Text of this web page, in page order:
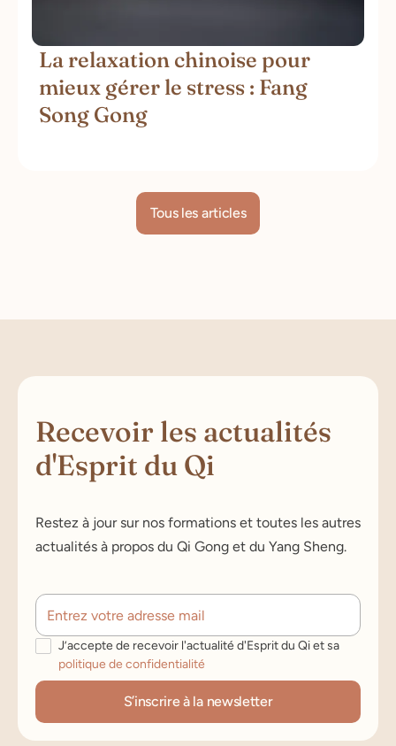
La relaxation chinoise pour
mieux gérer le stress : Fang
Song Gong
Tous les articles
Recevoir les actualités
d'Esprit du Qi
Restez à jour sur nos formations et toutes les autres
actualités à propos du Qi Gong et du Yang Sheng.
J’accepte de recevoir l'actualité d'Esprit du Qi et sa
politique de confidentialité